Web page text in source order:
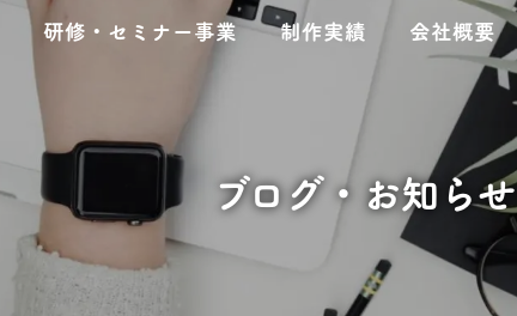
研修・セミナー事業 制作実績 会社概要
ブログ・お知らせ